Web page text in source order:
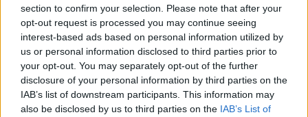
section to confirm your selection. Please note that after your
opt-out request is processed you may continue seeing
interest-based ads based on personal information utilized by
us or personal information disclosed to third parties prior to
your opt-out. You may separately opt-out of the further
disclosure of your personal information by third parties on the
IAB’s list of downstream participants. This information may
also be disclosed by us to third parties on the IAB’s List of